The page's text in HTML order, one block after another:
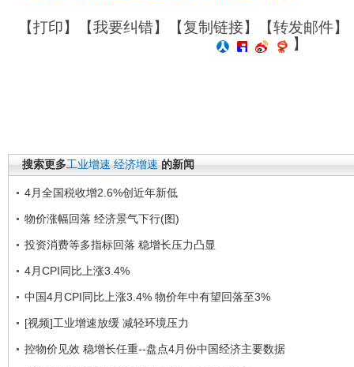
【打印】【我要纠错】【复制链接】【转发邮件】
】
搜索更多工业增速 经济增速 的新闻
4月全国税收增2.6%创近年新低
物价涨幅回落 经济景气下行(图)
投资消费等多指标回落 稳增长压力凸显
4月CPI同比上涨3.4%
中国4月CPI同比上涨3.4% 物价年中有望回落至3%
[视频]工业增速放缓 减轻环境压力
控物价见效 稳增长任重--盘点4月份中国经济主要数据